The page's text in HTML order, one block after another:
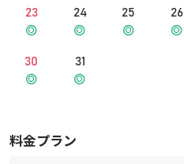
23 24 25 26
30 31
料金プラン